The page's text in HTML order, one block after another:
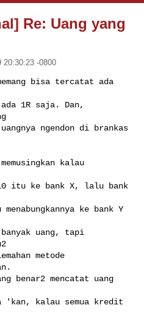
Re: Uang yang
20:30:23 -0800
bisa tercatat ada
1R saja. Dan,
ngendon di brankas
kalau
itu ke bank X, lalu bank
ke bank Y
uang, tapi
metode
benar2 mencatat uang
'kan, kalau semua kredit